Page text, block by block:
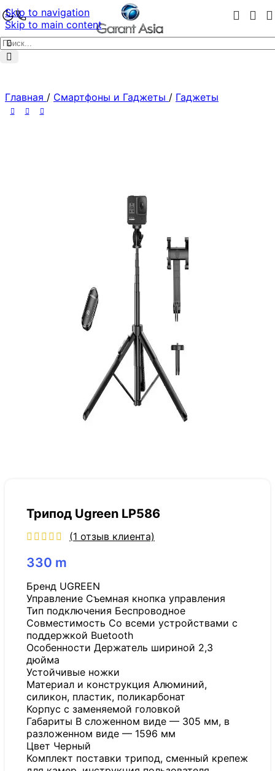
Skip to navigation
Skip to main content
Главная / Смартфоны и Гаджеты / Гаджеты
Трипод Ugreen LP586
(1 отзыв клиента)
330 m
Бренд UGREEN
Управление Съемная кнопка управления
Тип подключения Беспроводное
Совместимость Со всеми устройствами с
поддержкой Buetooth
Особенности Держатель шириной 2,3
дюйма
Устойчивые ножки
Материал и конструкция Алюминий,
силикон, пластик, поликарбонат
Корпус с заменяемой головкой
Габариты В сложенном виде — 305 мм, в
разложенном виде — 1596 мм
Цвет Черный
Комплект поставки трипод, сменный крепеж